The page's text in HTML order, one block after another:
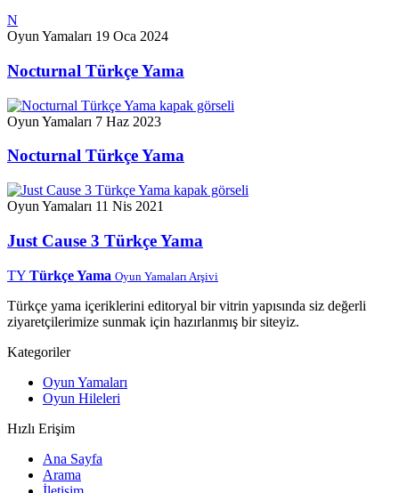
N
Oyun Yamaları 19 Oca 2024
Nocturnal Türkçe Yama
Oyun Yamaları 7 Haz 2023
Nocturnal Türkçe Yama
Oyun Yamaları 11 Nis 2021
Just Cause 3 Türkçe Yama
TY Türkçe Yama Oyun Yamaları Arşivi
Türkçe yama içeriklerini editoryal bir vitrin yapısında siz değerli
ziyaretçilerimize sunmak için hazırlanmış bir siteyiz.
Kategoriler
Oyun Yamaları
Oyun Hileleri
Hızlı Erişim
Ana Sayfa
Arama